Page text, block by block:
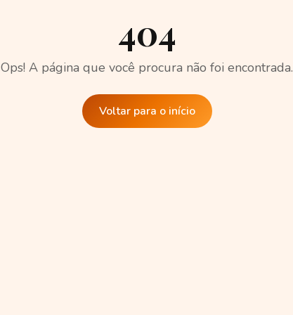
404
Ops! A página que você procura não foi encontrada.
Voltar para o início